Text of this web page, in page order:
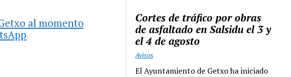
al momento
Cortes de tráfico por obras
de asfaltado en Salsidu el 3 y
el 4 de agosto
Avisos
El Ayuntamiento de Getxo ha iniciado